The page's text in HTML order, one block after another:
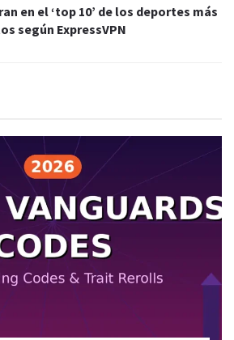
en el ‘top 10’ de los deportes más
según ExpressVPN